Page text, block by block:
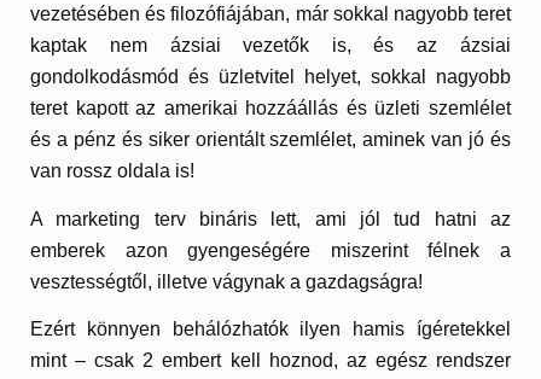
vezetésében és filozófiájában, már sokkal nagyobb teret
kaptak nem ázsiai vezetők is, és az ázsiai
gondolkodásmód és üzletvitel helyet, sokkal nagyobb
teret kapott az amerikai hozzáállás és üzleti szemlélet
és a pénz és siker orientált szemlélet, aminek van jó és
van rossz oldala is!
A marketing terv bináris lett, ami jól tud hatni az
emberek azon gyengeségére miszerint félnek a
vesztességtől, illetve vágynak a gazdagságra!
Ezért könnyen behálózhatók ilyen hamis ígéretekkel
mint – csak 2 embert kell hoznod, az egész rendszer